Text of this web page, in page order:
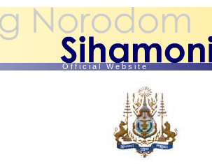
O f f i c i a l W e b s i t e